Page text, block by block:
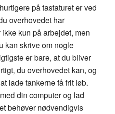
på tastaturet er ved
overhovedet har
kun på arbejdet, men
kan skrive om nogle
er bare, at du bliver
du overhovedet kan, og
lade tankerne få frit løb.
din computer og lad
behøver nødvendigvis